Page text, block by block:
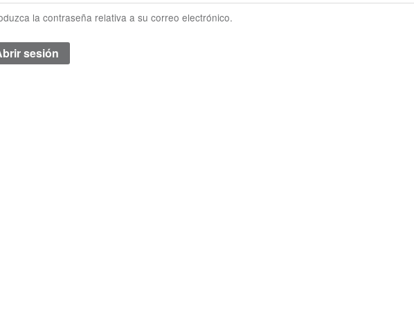
la contraseña relativa a su correo electrónico.